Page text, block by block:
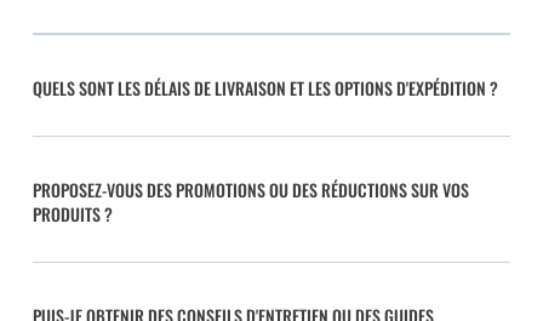
QUELS SONT LES DÉLAIS DE LIVRAISON ET LES OPTIONS D'EXPÉDITION ?
PROPOSEZ-VOUS DES PROMOTIONS OU DES RÉDUCTIONS SUR VOS
PRODUITS ?
PUIS-JE OBTENIR DES CONSEILS D'ENTRETIEN OU DES GUIDES